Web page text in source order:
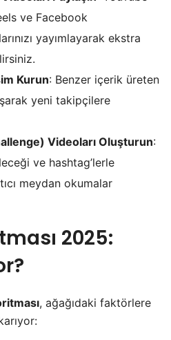
ve Facebook
yayımlayarak ekstra
Kurun: Benzer içerik üreten
yeni takipçilere
Videoları Oluşturun:
ve hashtag’lerle
meydan okumalar
2025:
, ağağıdaki faktörlere